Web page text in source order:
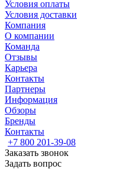
Условия оплаты
Условия доставки
Компания
О компании
Команда
Отзывы
Карьера
Контакты
Партнеры
Информация
Обзоры
Бренды
Контакты
+7 800 201-39-08
Заказать звонок
Задать вопрос